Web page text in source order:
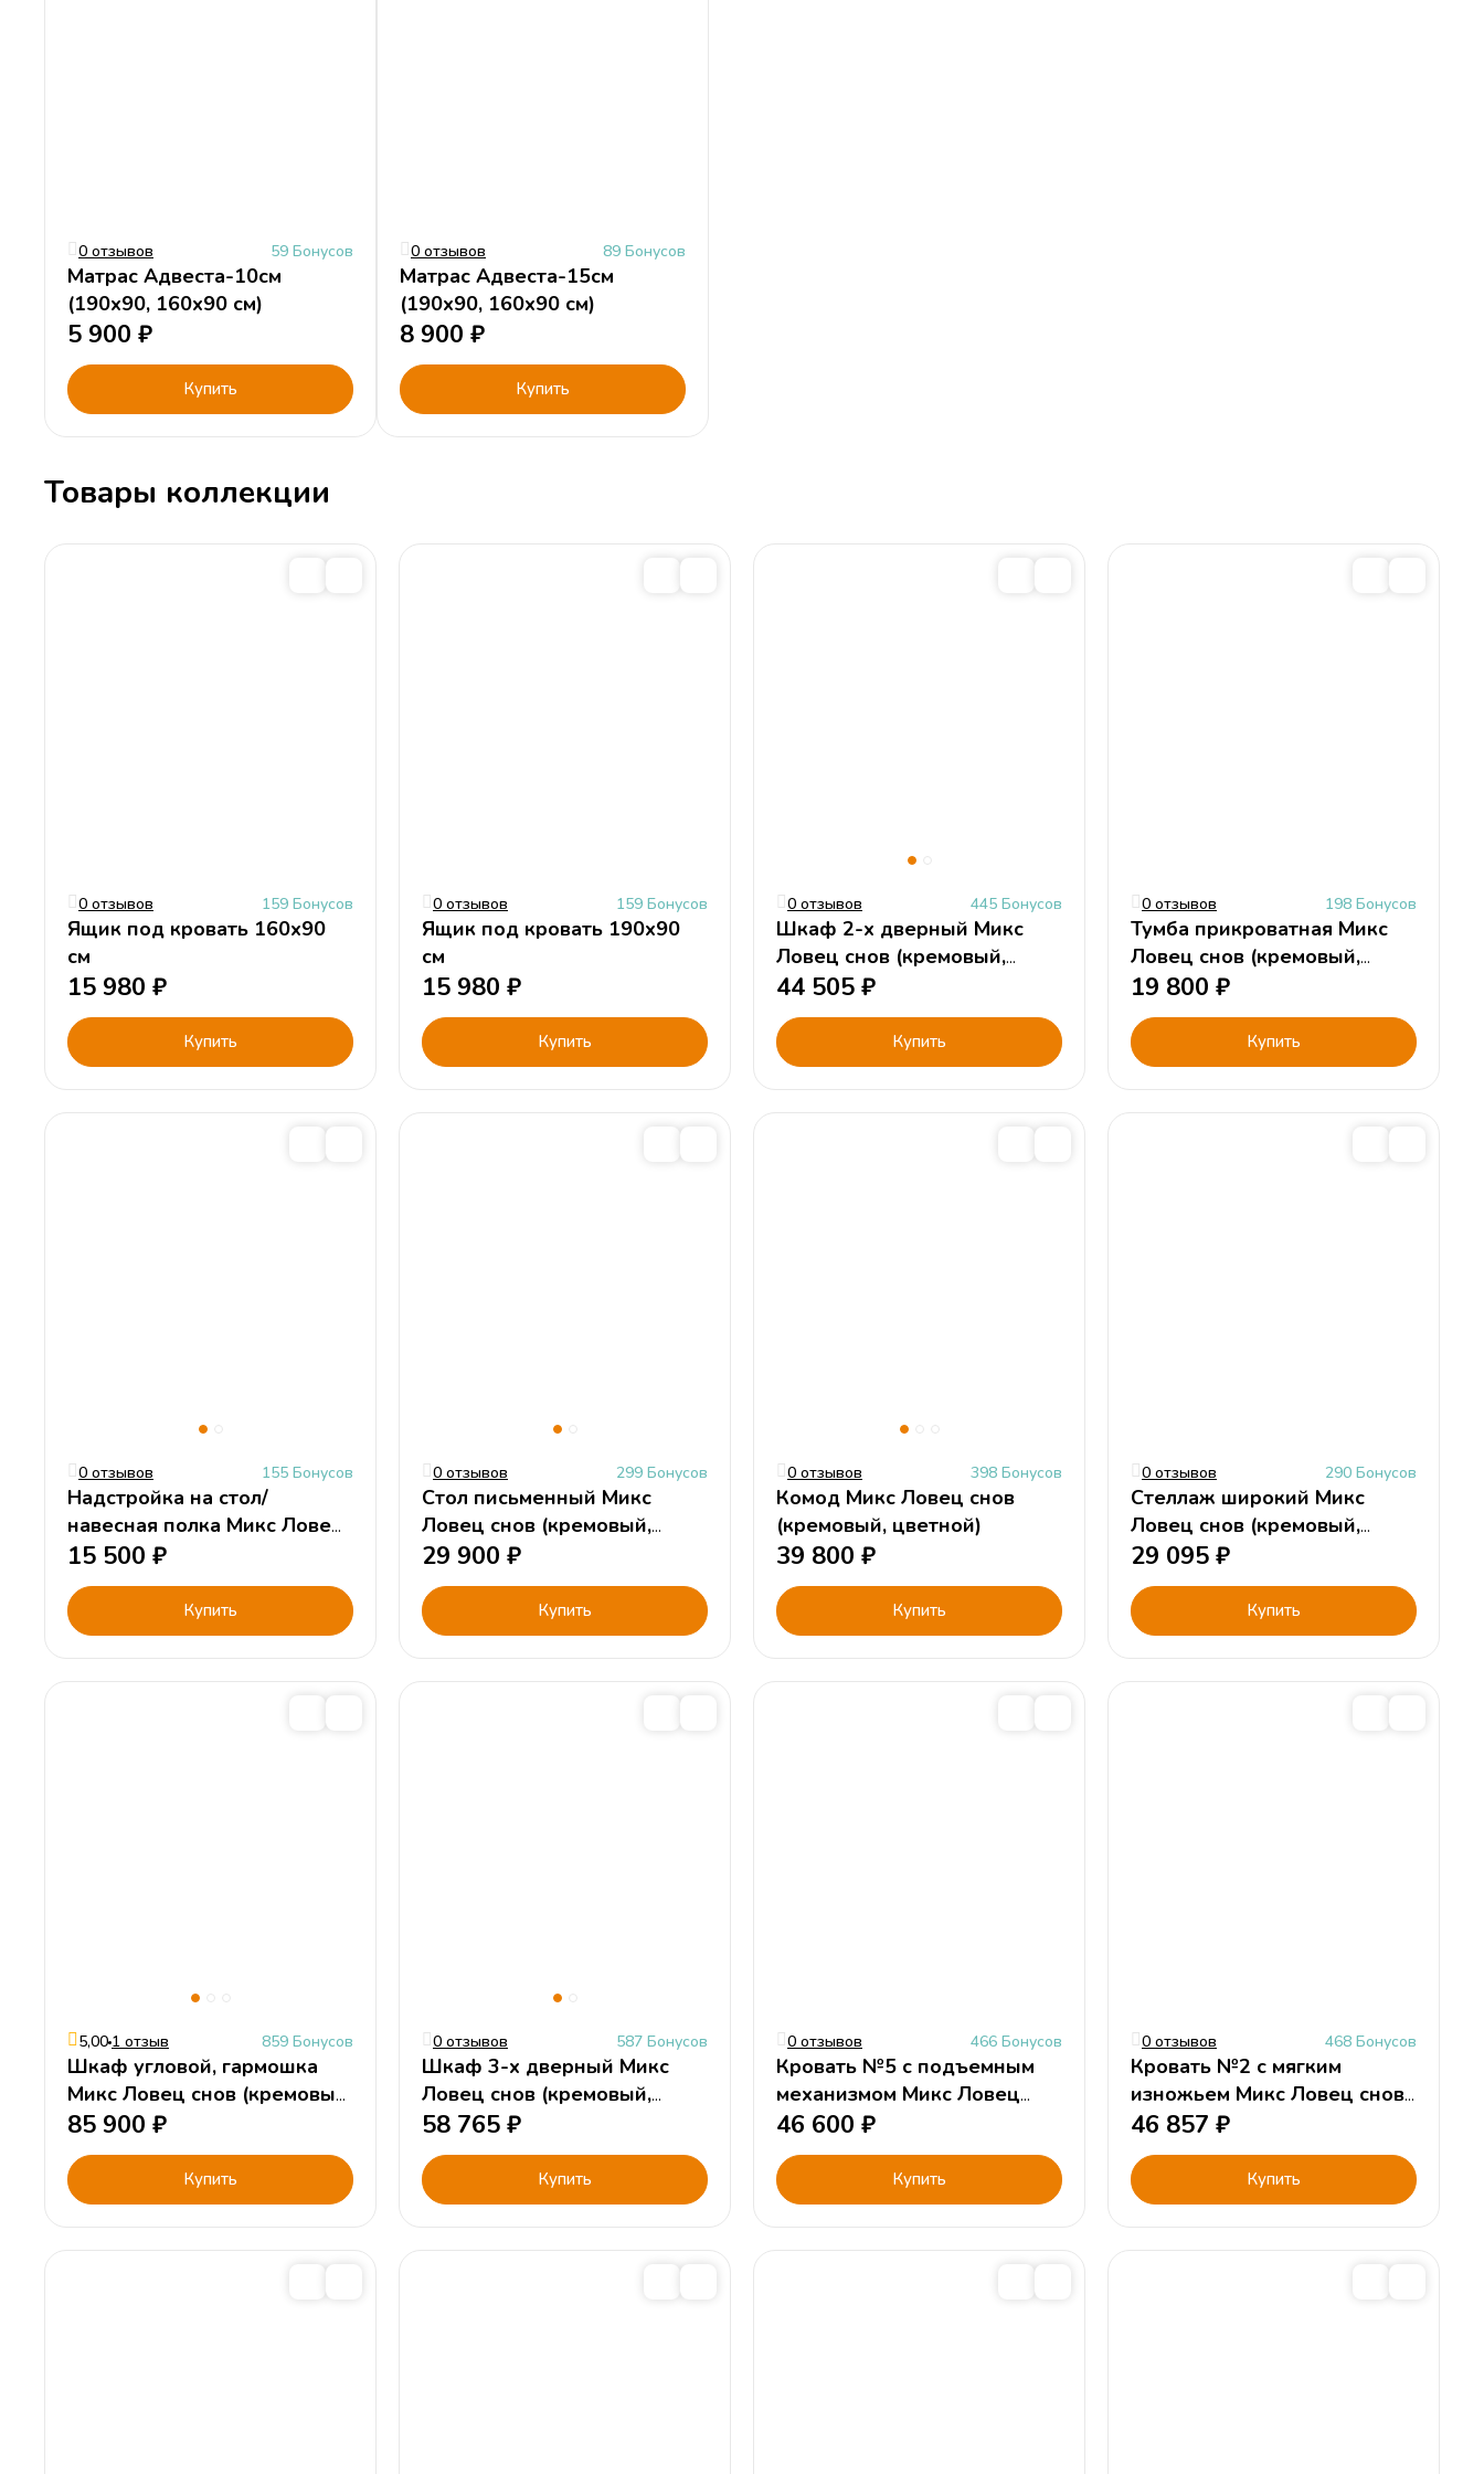
0 отзывов 59 Бонусов
Матрас Адвеста-10см
(190х90, 160х90 см)
5 900 ₽
Купить
0 отзывов 89 Бонусов
Матрас Адвеста-15см
(190х90, 160х90 см)
8 900 ₽
Купить
Товары коллекции
0 отзывов 159 Бонусов
Ящик под кровать 160х90
см
15 980 ₽
Купить
0 отзывов 159 Бонусов
Ящик под кровать 190х90
см
15 980 ₽
Купить
0 отзывов 445 Бонусов
Шкаф 2-х дверный Микс
Ловец снов (кремовый,
цветной)
44 505 ₽
Купить
0 отзывов 198 Бонусов
Тумба прикроватная Микс
Ловец снов (кремовый,
цветной)
19 800 ₽
Купить
0 отзывов 155 Бонусов
Надстройка на стол/
навесная полка Микс Ловец
снов (кремовый, цветной)
15 500 ₽
Купить
0 отзывов 299 Бонусов
Стол письменный Микс
Ловец снов (кремовый,
цветной)
29 900 ₽
Купить
0 отзывов 398 Бонусов
Комод Микс Ловец снов
(кремовый, цветной)
39 800 ₽
Купить
0 отзывов 290 Бонусов
Стеллаж широкий Микс
Ловец снов (кремовый,
цветной)
29 095 ₽
Купить
5,00 1 отзыв 859 Бонусов
Шкаф угловой, гармошка
Микс Ловец снов (кремовый,
цветной)
85 900 ₽
Купить
0 отзывов 587 Бонусов
Шкаф 3-х дверный Микс
Ловец снов (кремовый,
цветной)
58 765 ₽
Купить
0 отзывов 466 Бонусов
Кровать №5 с подъемным
механизмом Микс Ловец
снов (кремовый, цветной),
190х120 см
46 600 ₽
Купить
0 отзывов 468 Бонусов
Кровать №2 с мягким
изножьем Микс Ловец снов
(кремовый, цветной),
190х120 см
46 857 ₽
Купить